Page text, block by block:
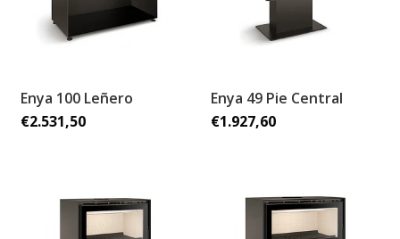
Enya 100 Leñero
€2.531,50
Enya 49 Pie Central
€1.927,60